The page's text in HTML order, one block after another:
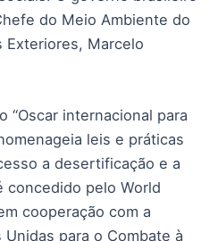
do Meio Ambiente do
Exteriores, Marcelo
“Oscar internacional para
leis e práticas
a desertificação e a
concedido pelo World
cooperação com a
para o Combate à